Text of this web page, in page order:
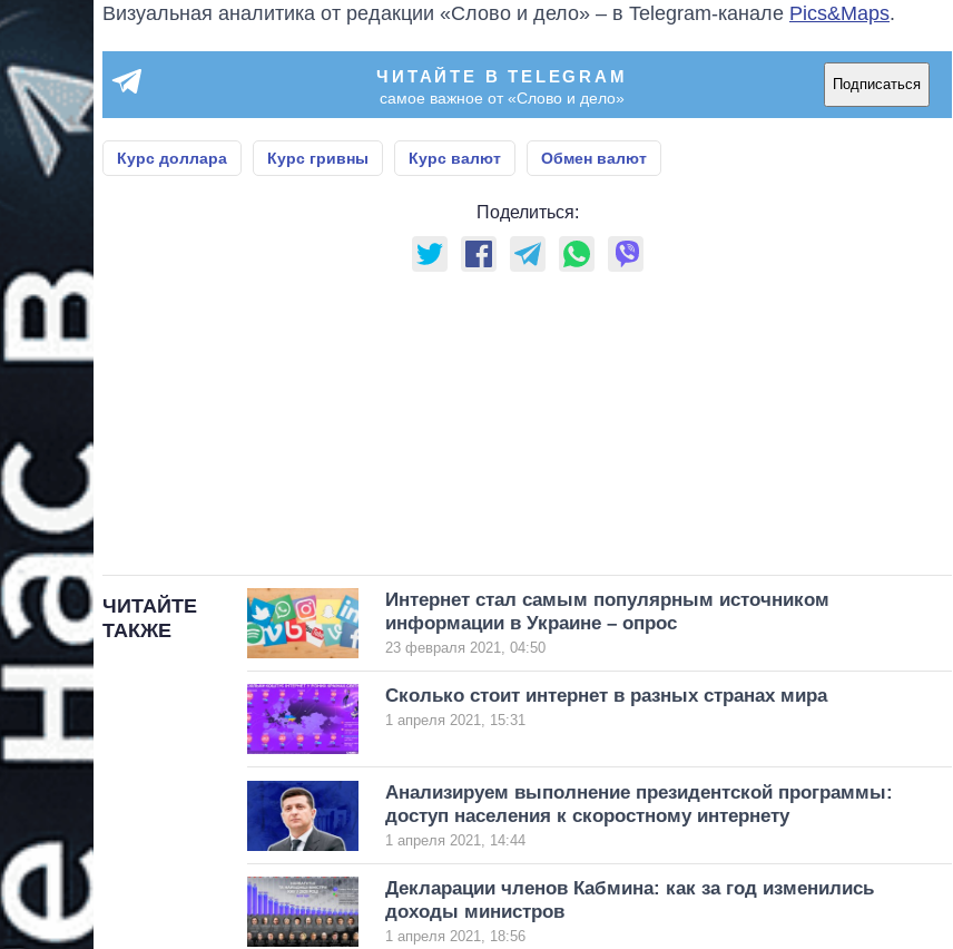
Визуальная аналитика от редакции «Слово и дело» – в Telegram-канале Pics&Maps.
ЧИТАЙТЕ В TELEGRAM
самое важное от «Слово и дело»
Подписаться
Курс доллара Курс гривны Курс валют Обмен валют
Поделиться:
ЧИТАЙТЕ
ТАКЖЕ
Интернет стал самым популярным источником
информации в Украине – опрос
23 февраля 2021, 04:50
Сколько стоит интернет в разных странах мира
1 апреля 2021, 15:31
Анализируем выполнение президентской программы:
доступ населения к скоростному интернету
1 апреля 2021, 14:44
Декларации членов Кабмина: как за год изменились
доходы министров
1 апреля 2021, 18:56
должность